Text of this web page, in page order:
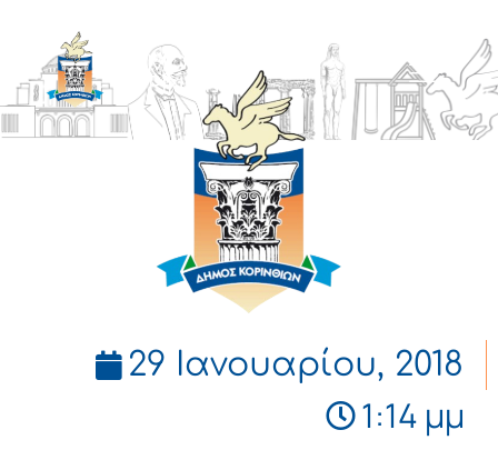
ΔΗΜΟΣ
ΚΟΡΙΝΘΙΩΝ
29 Ιανουαρίου, 2018
1:14 μμ